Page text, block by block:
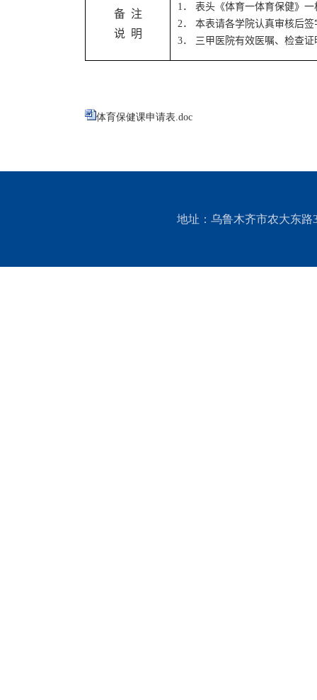
备 注
说 明
1 ． 表头《体育一体育保健》
2 ． 本表请各学院认真审核后
3． 三甲医院有效医嘱、检查
体育保健课申请表.doc
地址：乌鲁木齐市农大东路